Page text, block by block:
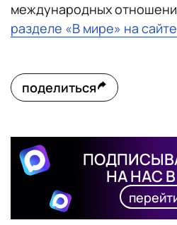
международных
разделе «В мире» на
поделиться
НА НАС В